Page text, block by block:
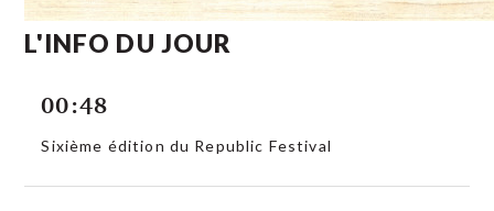
L'INFO DU JOUR
00:48
Sixième édition du Republic Festival